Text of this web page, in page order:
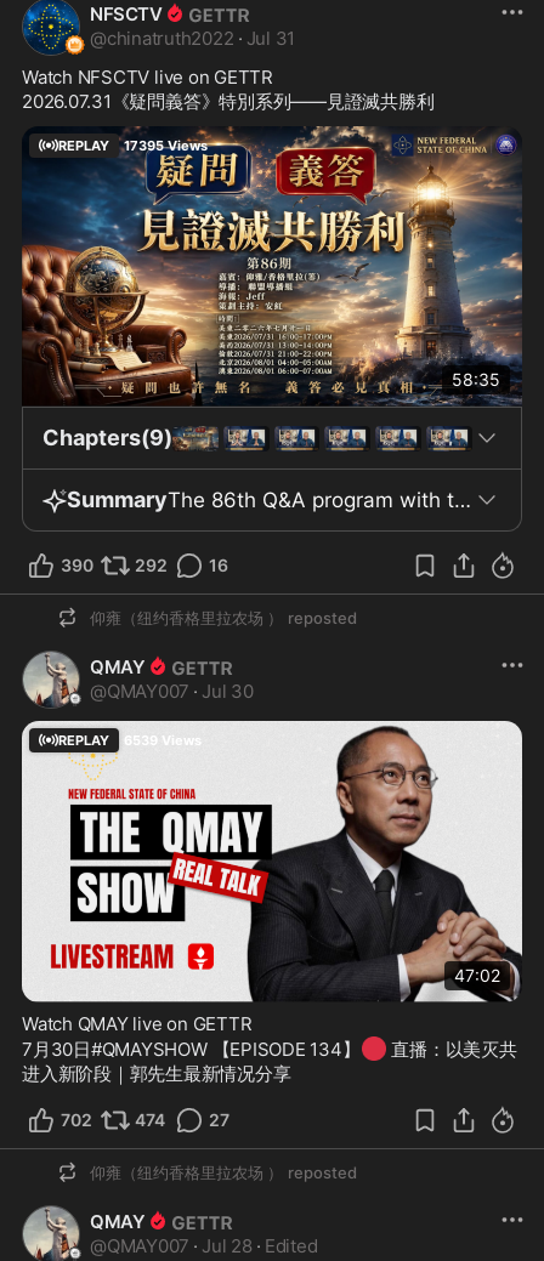
NFSCTV
@chinatruth2022 · Jul 31
Watch NFSCTV live on GETTR
2026.07.31《疑問義答》特別系列——見證滅共勝利
REPLAY 17395Views
58:35
Chapters(9)
Summary The 86th Q&A program with the theme "Witnessing the Victory of the Extermination Alliance" took place on August 1, 2026 (Australia time), corresponding to July 31 in the United States, with the participation of members of the alliance team and several guests, including “backstroke swimmer.” The audience and participants recalled the event on June 29, when about fifty people from various places such as Toronto, Vancouver, Seattle, Los Angeles, and Houston attended, with cases like Mr. To Binh Phuong overcoming many international legs to be present. This event was described as highly meaningful for the participating community. The main content revolved around comparing two prominent events: the trial on June 29, in which a person referred to as “Mr. Qi” was sentenced to thirty years in a trial deemed “absurd,” and Dr. Fauci’s hearing before the U.S. Congress exactly one month later, where Dr. Fauci invoked the Fifth Amendment to refuse to answer and was described as appearing tense. The guests also discussed the role of the New China Alliance on the occasion of its six-year anniversary, with the presence of Mr. Bannon, who delivered remarks praising “Mr. Seven.” Individuals such as Mr. Trump, Navarro, Giuliani, Hao Hao Hai Dong, and Ms. Da Chao Duong were also mentioned in relation to current affairs, as well as their influential roles in U.S. media and society. In addition, the program emphasized its perspective on the role of the New China Alliance in revealing information related to vaccines, along with accusations regarding the involvement of the Chinese Communist Party, the media system, Wall Street, and the U.S. political establishment in relation to the pandemic. Mr. Trump was cited numerous times for his statements opposing communism and for related decisions, including mention of signing the 2026 National Defense Act. At the end of the program, the guests expressed hope and optimism for the future, mentioning that “Mr. Qi” had moved to a new residence and received security support, while also expressing gratitude to all colleagues and the audience of episode 86.
390 292 16
仰雍（纽约香格里拉农场 ） reposted
QMAY
@QMAY007 · Jul 30
Watch QMAY live on GETTR
7月30日#QMAYSHOW 【EPISODE 134】 🔴 直播：以美灭共
进入新阶段｜郭先生最新情况分享
REPLAY 6539 Views
47:02
702 474 27
仰雍（纽约香格里拉农场 ） reposted
QMAY
@QMAY007 · Jul 28 · Edited